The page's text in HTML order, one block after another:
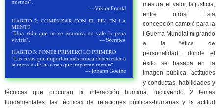
mesura, el valor, la justicia,
entre otros. Esta
concepción cambió para la
I Guerra Mundial migrando
a la “ética de
personalidad”, donde el
éxito se basaba en la
imagen pública, actitudes
y conductas, habilidades y
técnicas que procuran la interacción humana, incluyendo 2 temas
fundamentales: las técnicas de relaciones públicas-humanas y la actitud